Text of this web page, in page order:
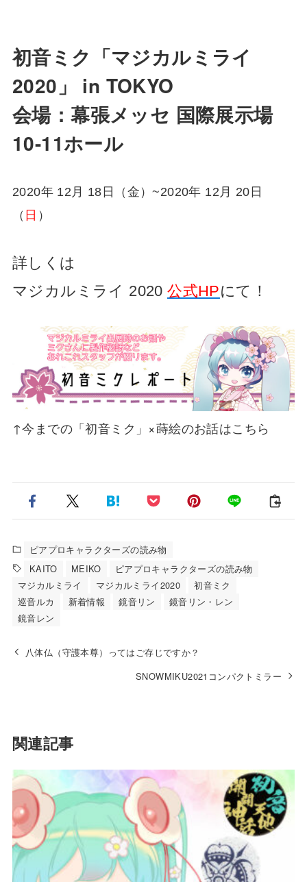
初音ミク「マジカルミライ
2020」 in TOKYO
会場：幕張メッセ 国際展示場
10-11ホール
2020年 12月 18日（金）~2020年 12月 20日
（ 日 ）
詳しくは
マジカルミライ 2020公式HPにて！
↑今までの「初音ミク」×蒔絵のお話はこちら
ピアプロキャラクターズの読み物
KAITO
MEIKO
ピアプロキャラクターズの読み物
マジカルミライ
マジカルミライ2020
初音ミク
巡音ルカ
新着情報 鏡音リン
鏡音リン・レン
鏡音レン
八体仏（守護本尊）ってはご存じですか？
SNOWMIKU2021コンパクトミラー
関連記事